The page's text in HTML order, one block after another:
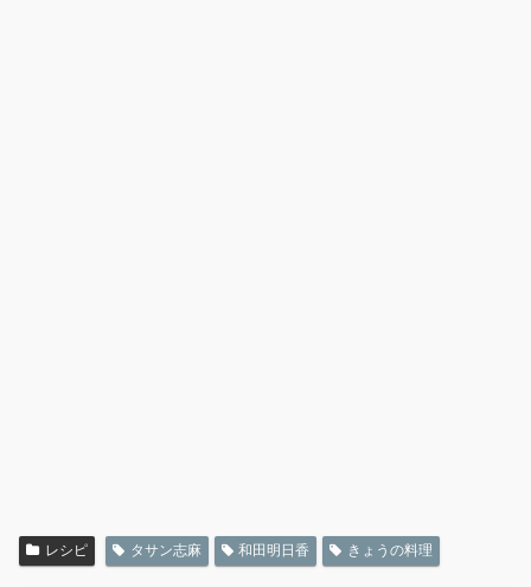
レシピ タサン志麻 和田明日香 きょうの料理